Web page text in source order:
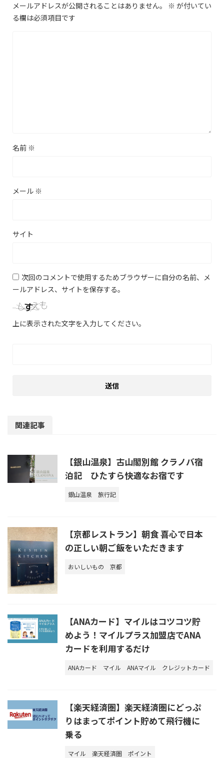
メールアドレスが公開されることはありません。 ※ が付いてい
る欄は必須項目です
名前 ※
メール ※
サイト
次回のコメントで使用するためブラウザーに自分の名前、メ
ールアドレス、サイトを保存する。
上に表示された文字を入力してください。
関連記事
【銀山温泉】古山閣別館 クラノバ宿
泊記 ひたすら快適なお宿です
銀山温泉 旅行記
【京都レストラン】朝食 喜心で日本
の正しい朝ご飯をいただきます
おいしいもの 京都
【ANAカード】マイルはコツコツ貯
めよう！マイルプラス加盟店でANA
カードを利用するだけ
ANAカード マイル ANAマイル クレジットカード
【楽天経済圏】楽天経済圏にどっぷ
りはまってポイント貯めて飛行機に
乗る
マイル 楽天経済圏 ポイント